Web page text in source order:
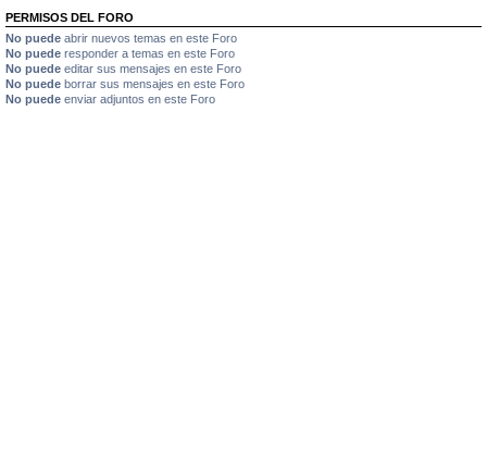
PERMISOS DEL FORO
No puede abrir nuevos temas en este Foro
No puede responder a temas en este Foro
No puede editar sus mensajes en este Foro
No puede borrar sus mensajes en este Foro
No puede enviar adjuntos en este Foro